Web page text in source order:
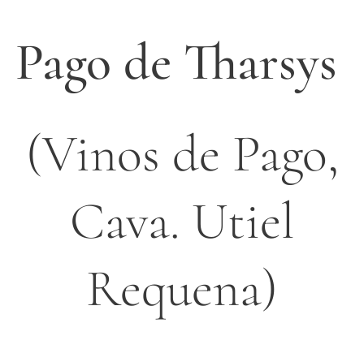
Pago de Tharsys
(Vinos de Pago,
Cava. Utiel
Requena)
Pago de